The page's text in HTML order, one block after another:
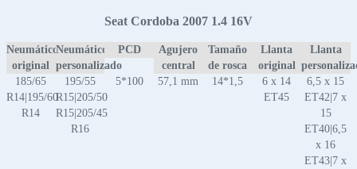
Seat Cordoba 2007 1.4 16V
Neumático
original
Neumático
personalizado
PCD
Agujero
central
Tamaño
de rosca
Llanta
original
Llanta
185/65
R14|195/60
R14
195/55
R15|205/50
R15|205/45
R16
5*100 57,1 mm 14*1,5
6 x 14
ET45
6,5 x 15
ET42|7 x
15
ET40|6,5
x 16
ET43|7 x